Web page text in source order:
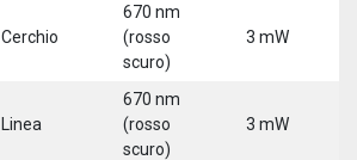
Cerchio
670 nm
(rosso
scuro)
3 mW
Linea
670 nm
(rosso
scuro)
3 mW